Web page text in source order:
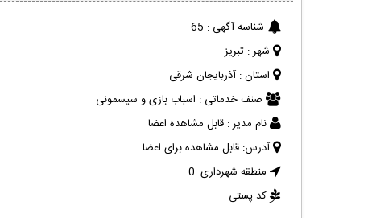
شناسه آگهی : 65
شهر : تبریز
استان : آذربایجان شرقی
صنف خدماتی : اسباب بازی و سیسمونی
نام مدیر : قابل مشاهده اعضا
آدرس: قابل مشاهده برای اعضا
منطقه شهرداری: 0
کد پستی: